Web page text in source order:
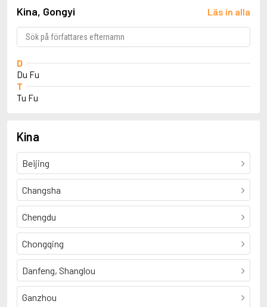
Kina, Gongyi Läs in alla
D
Du Fu
T
Tu Fu
Kina
Beijing
Changsha
Chengdu
Chongqing
Danfeng, Shanglou
Ganzhou